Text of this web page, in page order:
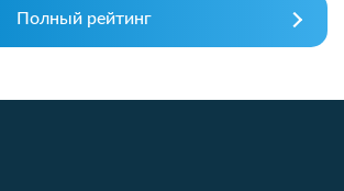
Полный рейтинг